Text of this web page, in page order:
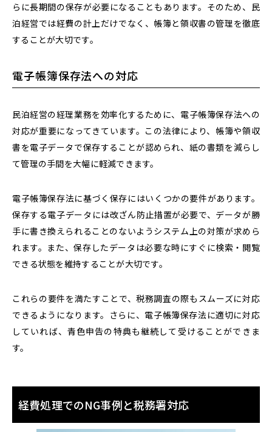
らに長期間の保存が必要になることもあります。そのため、民
泊経営では経費の計上だけでなく、帳簿と領収書の管理を徹底
することが大切です。
電子帳簿保存法への対応
民泊経営の経理業務を効率化するために、電子帳簿保存法への
対応が重要になってきています。この法律により、帳簿や領収
書を電子データで保存することが認められ、紙の書類を減らし
て管理の手間を大幅に軽減できます。
電子帳簿保存法に基づく保存にはいくつかの要件があります。
保存する電子データには改ざん防止措置が必要で、データが勝
手に書き換えられることのないようシステム上の対策が求めら
れます。また、保存したデータは必要な時にすぐに検索・閲覧
できる状態を維持することが大切です。
これらの要件を満たすことで、税務調査の際もスムーズに対応
できるようになります。さらに、電子帳簿保存法に適切に対応
していれば、青色申告の特典も継続して受けることができま
す。
経費処理でのNG事例と税務署対応